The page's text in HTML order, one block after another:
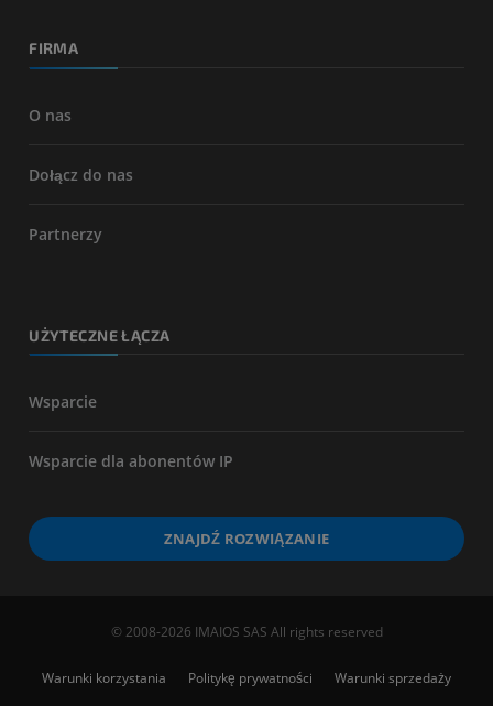
FIRMA
O nas
Dołącz do nas
Partnerzy
UŻYTECZNE ŁĄCZA
Wsparcie
Wsparcie dla abonentów IP
ZNAJDŹ ROZWIĄZANIE
© 2008-2026 IMAIOS SAS All rights reserved
Warunki korzystania Politykę prywatności Warunki sprzedaży